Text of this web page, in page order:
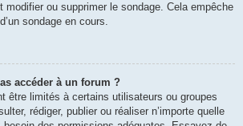
modifier ou supprimer le sondage. Cela empêche
sondage en cours.
accéder à un forum ?
être limités à certains utilisateurs ou groupes
rédiger, publier ou réaliser n’importe quelle